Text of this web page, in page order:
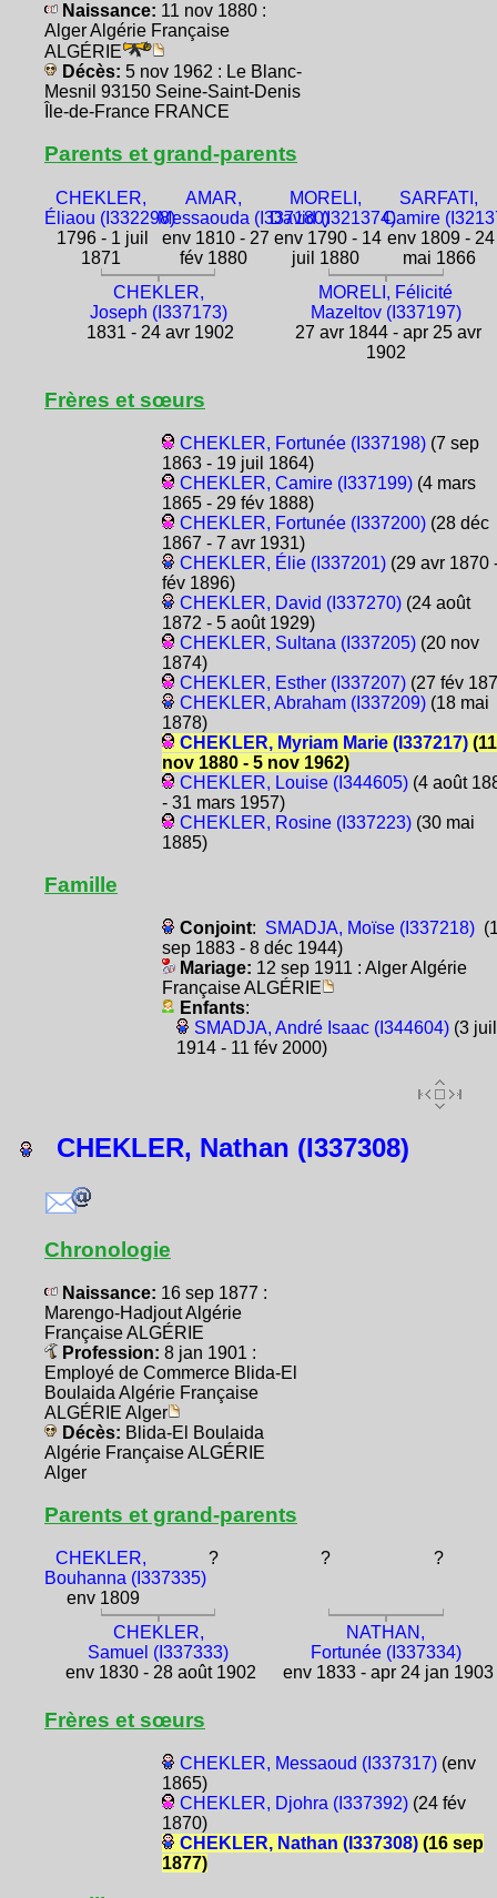
Naissance: 11 nov 1880 :
Alger Algérie Française
ALGÉRIE
Décès: 5 nov 1962 : Le Blanc-
Mesnil 93150 Seine-Saint-Denis
Île-de-France FRANCE
Parents et grand-parents
CHEKLER,
Éliaou (I332298)
1796 - 1 juil
1871
AMAR,
Messaouda (I337180)
env 1810 - 27
fév 1880
MORELI,
David (I321374)
env 1790 - 14
juil 1880
SARFATI,
Camire
env 1809 - 24
mai 1866
CHEKLER,
Joseph (I337173)
1831 - 24 avr 1902
MORELI, Félicité
Mazeltov (I337197)
27 avr 1844 - apr 25 avr
1902
Frères et sœurs
CHEKLER, Fortunée (I337198)(7 sep
1863 - 19 juil 1864)
CHEKLER, Camire (I337199)(4 mars
1865 - 29 fév 1888)
CHEKLER, Fortunée (I337200)(28 déc
1867 - 7 avr 1931)
CHEKLER, Élie (I337201)(29 avr 1870
fév 1896)
CHEKLER, David (I337270)(24 août
1872 - 5 août 1929)
CHEKLER, Sultana (I337205)(20 nov
1874)
CHEKLER, Esther (I337207)(27 fév
CHEKLER, Abraham (I337209)(18 mai
1878)
CHEKLER, Myriam Marie (I337217)(11
nov 1880 - 5 nov 1962)
CHEKLER, Louise (I344605)(4 août
- 31 mars 1957)
CHEKLER, Rosine (I337223)(30 mai
1885)
Famille
Conjoint: SMADJA, Moïse (I337218)
sep 1883 - 8 déc 1944)
Mariage: 12 sep 1911 : Alger Algérie
Française ALGÉRIE
Enfants:
SMADJA, André Isaac (I344604)(3 juil
1914 - 11 fév 2000)
CHEKLER, Nathan (I337308)
Chronologie
Naissance: 16 sep 1877 :
Marengo-Hadjout Algérie
Française ALGÉRIE
Profession: 8 jan 1901 :
Employé de Commerce Blida-El
Boulaida Algérie Française
ALGÉRIE Alger
Décès: Blida-El Boulaida
Algérie Française ALGÉRIE
Alger
Parents et grand-parents
CHEKLER,
Bouhanna (I337335)
env 1809
? ? ?
CHEKLER,
Samuel (I337333)
env 1830 - 28 août 1902
NATHAN,
Fortunée (I337334)
env 1833 - apr 24 jan 1903
Frères et sœurs
CHEKLER, Messaoud (I337317)(env
1865)
CHEKLER, Djohra (I337392)(24 fév
1870)
CHEKLER, Nathan (I337308)(16 sep
1877)